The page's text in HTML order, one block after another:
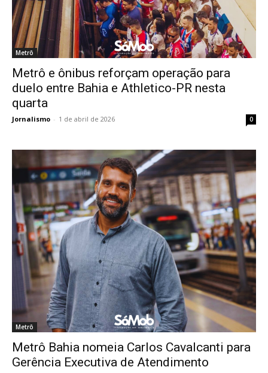
Metrô
Metrô e ônibus reforçam operação para
duelo entre Bahia e Athletico-PR nesta
quarta
Jornalismo - 1 de abril de 2026 0
Metrô
Metrô Bahia nomeia Carlos Cavalcanti para
Gerência Executiva de Atendimento